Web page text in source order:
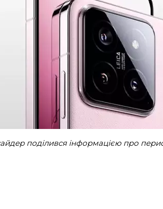
поділився інформацією про